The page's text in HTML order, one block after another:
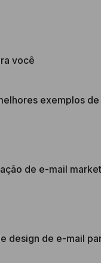
você
exemplos
de e-mail
design de e-mail